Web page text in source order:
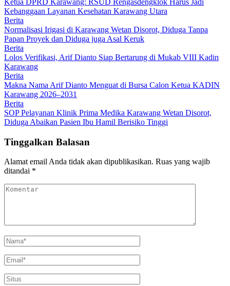
Kebanggaan Layanan Kesehatan Karawang Utara
Berita
Normalisasi Irigasi di Karawang Wetan Disorot, Diduga Tanpa
Papan Proyek dan Diduga juga Asal Keruk
Berita
Lolos Verifikasi, Arif Dianto Siap Bertarung di Mukab VIII Kadin
Karawang
Berita
Makna Nama Arif Dianto Menguat di Bursa Calon Ketua KADIN
Karawang 2026–2031
Berita
SOP Pelayanan Klinik Prima Medika Karawang Wetan Disorot,
Diduga Abaikan Pasien Ibu Hamil Berisiko Tinggi
Tinggalkan Balasan
Alamat email Anda tidak akan dipublikasikan. Ruas yang wajib
ditandai *